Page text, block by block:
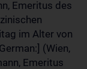
Emeritus des
im Alter von
(Wien,
Emeritus